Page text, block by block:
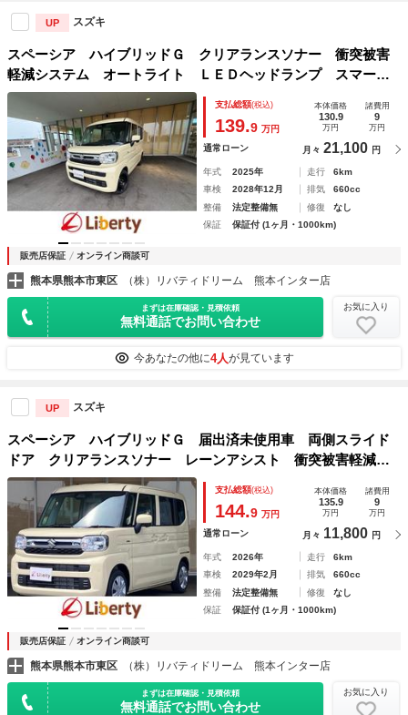
UP スズキ
スペーシア ハイブリッドＧ クリアランスソナー 衝突被害
軽減システム オートライト ＬＥＤヘッドランプ スマート
キー アイドリングストップ 電動格納ミラー ベンチシー
ト ＣＶＴ 盗難防止システム ＡＢＳ ＥＳＣ 衝突安全ボ
ディ
支払総額(税込)
139.9 万円
本体価格
130.9
万円
諸費用
9
万円
通常ローン 月々 21,100 円
年式 2025年 走行
6km
車検
2028年12月 排気
660cc
整備
法定整備無 修復
なし
保証
保証付 (1ヶ月・1000km)
販売店保証 オンライン商談可
熊本県熊本市東区 （株）リバティドリーム 熊本インター店
まずは在庫確認・見積依頼
無料通話でお問い合わせ
お気に入り
今あなたの他に4人が見ています
UP スズキ
スペーシア ハイブリッドＧ 届出済未使用車 両側スライド
ドア クリアランスソナー レーンアシスト 衝突被害軽減シ
ステム オートライト ＬＥＤヘッドランプ スマートキー
アイドリングストップ 電動格納ミラー ベンチシート ＣＶ
支払総額(税込)
144.9 万円
本体価格
135.9
万円
諸費用
9
万円
通常ローン 月々 11,800 円
年式 2026年 走行
6km
車検
2029年2月 排気
660cc
整備
法定整備無 修復
なし
保証
保証付 (1ヶ月・1000km)
販売店保証 オンライン商談可
熊本県熊本市東区 （株）リバティドリーム 熊本インター店
まずは在庫確認・見積依頼
無料通話でお問い合わせ
お気に入り